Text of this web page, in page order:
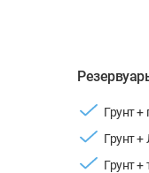
Грунт
Грунт
Грунт